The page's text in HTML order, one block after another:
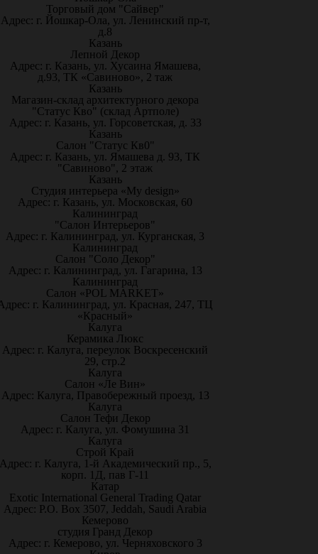
Торговый дом "Сайвер"
Адрес: г. Йошкар-Ола, ул. Ленинский пр-т,
д.8
Казань
Лепной Декор
Адрес: г. Казань, ул. Хусаина Ямашева,
д.93, ТК «Савиново», 2 таж
Казань
Магазин-склад архитектурного декора
"Статус Кво" (склад Артполе)
Адрес: г. Казань, ул. Горсоветская, д. 33
Казань
Салон "Статус Кв0"
Адрес: г. Казань, ул. Ямашева д. 93, ТК
"Савиново", 2 этаж
Казань
Студия интерьера «My design»
Адрес: г. Казань, ул. Московская, 60
Калининград
"Салон Интерьеров"
Адрес: г. Калининград, ул. Курганская, 3
Калининград
Салон "Соло Декор"
Адрес: г. Калининград, ул. Гагарина, 13
Калининград
Салон «POL MARKET»
г. Калининград, ул. Красная, 247, ТЦ
«Красный»
Калуга
Керамика Люкс
Адрес: г. Калуга, переулок Воскресенский
29, стр.2
Калуга
Салон «Ле Вин»
Адрес: Калуга, Правобережный проезд, 13
Калуга
Салон Тефи Декор
Адрес: г. Калуга, ул. Фомушина 31
Калуга
Строй Край
г. Калуга, 1-й Академический пр., 5,
корп. 1Д, пав Г-11
Катар
Exotic International General Trading Qatar
Адрес: P.O. Box 3507, Jeddah, Saudi Arabia
Кемерово
студия Гранд Декор
Адрес: г. Кемерово, ул. Черняховского 3